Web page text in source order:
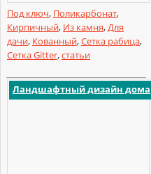
Под ключ, Поликарбонат,
Кирпичный, Из камня,Для
дачи, Кованный,Сетка рабица,
Сетка Gitter,статьи
Ландшафтный дизайн дома